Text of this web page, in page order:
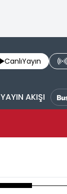
CanlıYayın
YAYIN AKIŞI